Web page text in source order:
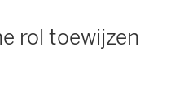
rol toewijzen